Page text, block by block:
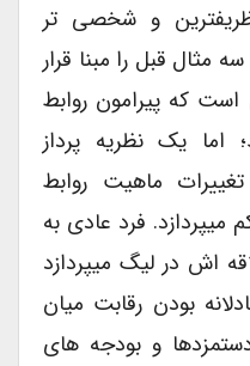
و شخصی تر
قبل را مبنا قرار
که پیرامون روابط
اما یک نظریه پرداز
ماهیت روابط
فرد عادی به
اش در لیگ میپردازد
بودن رقابت میان
و بودجه های